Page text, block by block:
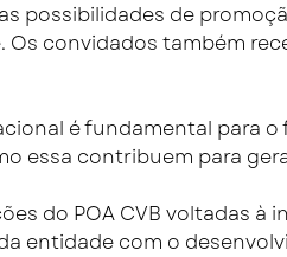
possibilidades de
Os convidados também
é fundamental para
essa contribuem para
do POA CVB voltadas
entidade com o